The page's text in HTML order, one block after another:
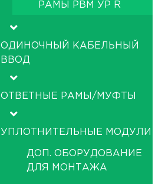
РАМЫ РВМ УР R
ОДИНОЧНЫЙ КАБЕЛЬНЫЙ
ВВОД
ОТВЕТНЫЕ РАМЫ/МУФТЫ
УПЛОТНИТЕЛЬНЫЕ МОДУЛИ
ДОП. ОБОРУДОВАНИЕ
ДЛЯ МОНТАЖА